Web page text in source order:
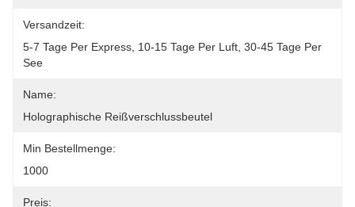
Versandzeit:
5-7 Tage Per Express, 10-15 Tage Per Luft, 30-45 Tage Per
See
Name:
Holographische Reißverschlussbeutel
Min Bestellmenge:
1000
Preis: